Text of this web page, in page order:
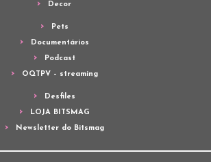
Decor
Pets
Documentários
Podcast
OQTPV – streaming
Desfiles
LOJA BITSMAG
Newsletter do Bitsmag